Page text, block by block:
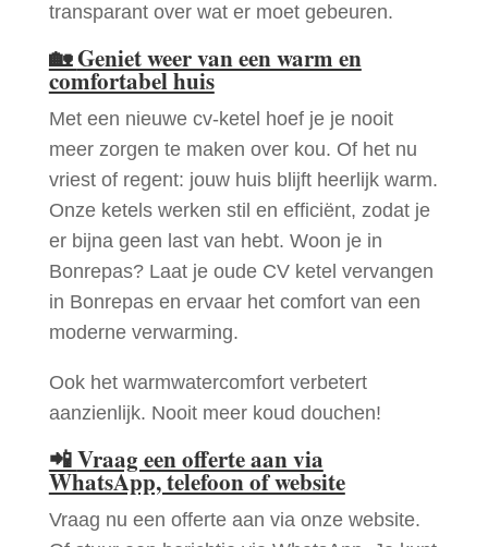
transparant over wat er moet gebeuren.
🏡Geniet weer van een warm en
comfortabel huis
Met een nieuwe cv-ketel hoef je je nooit
meer zorgen te maken over kou. Of het nu
vriest of regent: jouw huis blijft heerlijk warm.
Onze ketels werken stil en efficiënt, zodat je
er bijna geen last van hebt. Woon je in
Bonrepas? Laat je oude CV ketel vervangen
in Bonrepas en ervaar het comfort van een
moderne verwarming.
Ook het warmwatercomfort verbetert
aanzienlijk. Nooit meer koud douchen!
📲Vraag een offerte aan via
WhatsApp, telefoon of website
Vraag nu een offerte aan via onze website.